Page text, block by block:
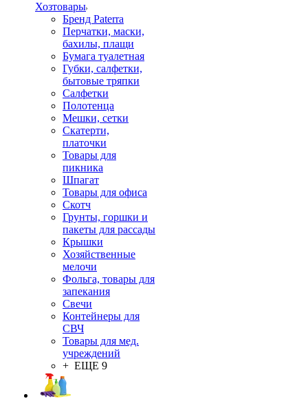
Хозтовары
Бренд Paterra
Перчатки, маски,
бахилы, плащи
Бумага туалетная
Губки, салфетки,
бытовые тряпки
Салфетки
Полотенца
Мешки, сетки
Скатерти,
платочки
Товары для
пикника
Шпагат
Товары для офиса
Скотч
Грунты, горшки и
пакеты для рассады
Крышки
Хозяйственные
мелочи
Фольга, товары для
запекания
Свечи
Контейнеры для
СВЧ
Товары для мед.
учреждений
+ ЕЩЕ 9